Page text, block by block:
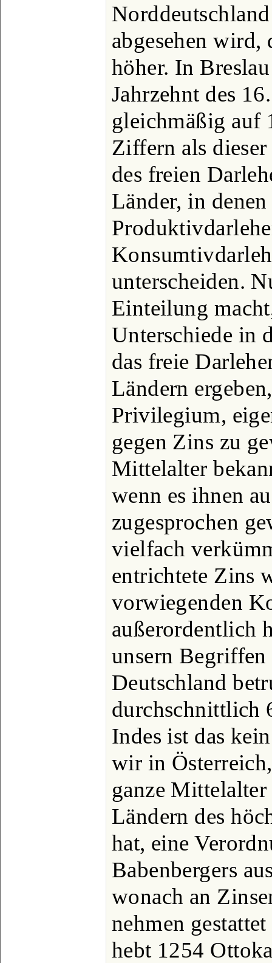
abgesehen
höher. In
Jahrzehnt des
gleichmäßig auf
Ziffern als
des freien
Länder, in
unterscheiden.
Einteilung
Unterschiede in
das freie
Ländern
Privilegium,
gegen Zins zu
Mittelalter
wenn es ihnen
zugesprochen
vielfach
entrichtete Zins
vorwiegenden
außerordentlich
unsern
Deutschland
durchschnittlich
Indes ist das
wir in
ganze
Ländern des
hat, eine
Babenbergers
wonach an
nehmen
hebt 1254